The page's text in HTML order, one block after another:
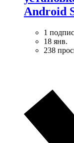
Android
1
18 янв.
238